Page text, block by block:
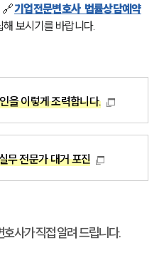
🔗기업전문변호사 법률상담예약
보시기를 바랍니다.
을 이렇게 조력합니다.
무 전문가 대거 포진
사가 직접 알려 드립니다.